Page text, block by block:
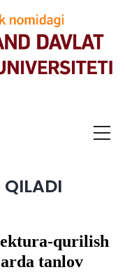
QILADI
qurilish
tanlov